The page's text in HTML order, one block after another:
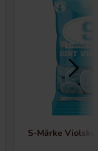
S-Märke